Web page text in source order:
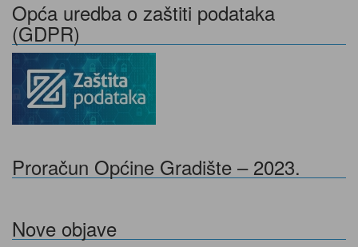
Opća uredba o zaštiti podataka
(GDPR)
Proračun Općine Gradište – 2023.
Nove objave